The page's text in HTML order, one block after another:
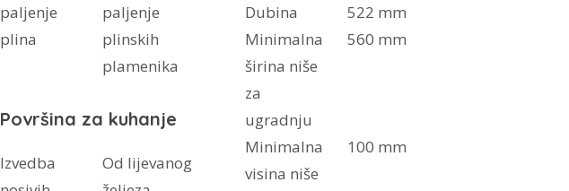
paljenje
plina
paljenje
plinskih
plamenika
Površina za kuhanje
Izvedba
Od lijevanog
Dubina
522 mm
Minimalna
širina niše
za
ugradnju
560 mm
Minimalna
visina niše
100 mm